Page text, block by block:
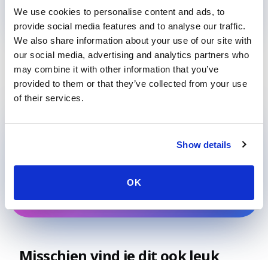
We use cookies to personalise content and ads, to
provide social media features and to analyse our traffic.
We also share information about your use of our site with
our social media, advertising and analytics partners who
may combine it with other information that you’ve
provided to them or that they’ve collected from your use
of their services.
Show details
OK
Klaar om mee te dansen?
Verzeker je plek op Frankfurt Bachata
BOEK BIJ DE ORGANISATOR
Misschien vind je dit ook leuk